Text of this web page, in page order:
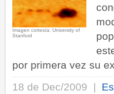
Imagen cortesía: University of
Stanford
por primera vez su
18 de Dec/2009 |